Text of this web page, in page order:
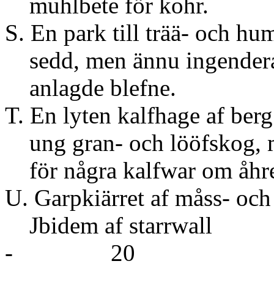
S. En park till trää- och
sedd, men ännu
anlagde blefne.
T. En lyten kalfhage af
ung gran- och lööfskog,
för några kalfwar om
U. Garpkiärret af måss-
Jbidem
- 20